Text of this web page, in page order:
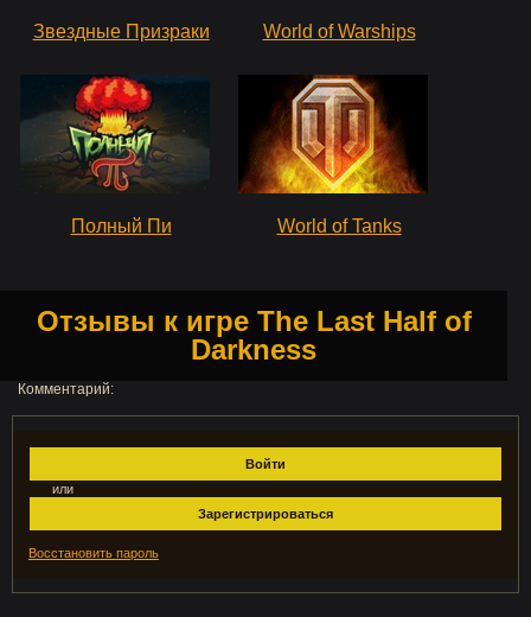
Звездные Призраки World of Warships
Полный Пи World of Tanks
Отзывы к игре The Last Half of
Darkness
Комментарий:
Войти
или
Зарегистрироваться
Восстановить пароль